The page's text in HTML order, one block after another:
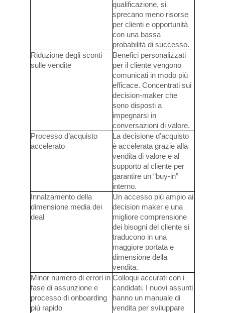
qualificazione, si
sprecano meno risorse
per clienti e opportunità
con una bassa
probabilità di successo.
Riduzione degli sconti
sulle vendite
Benefici personalizzati
per il cliente vengono
comunicati in modo più
efficace. Concentrati sui
decision-maker che
sono disposti a
impegnarsi in
conversazioni di valore.
Processo d’acquisto
accelerato
La decisione d’acquisto
è accelerata grazie alla
vendita di valore e al
supporto al cliente per
garantire un “buy-in”
interno.
Innalzamento della
dimensione media dei
deal
Un accesso più ampio ai
decision maker e una
migliore comprensione
dei bisogni del cliente si
traducono in una
maggiore portata e
dimensione della
vendita.
Minor numero di errori in
fase di assunzione e
processo di onboarding
più rapido
Colloqui accurati con i
candidati. I nuovi assunti
hanno un manuale di
vendita per sviluppare